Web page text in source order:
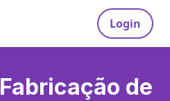
Login
Fabricação de